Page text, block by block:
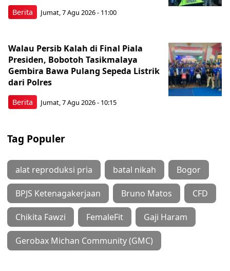
Berita Jumat, 7 Agu 2026 - 11:00
Berita
Walau Persib Kalah di Final Piala
Presiden, Bobotoh Tasikmalaya
Gembira Bawa Pulang Sepeda Listrik
dari Polres
Jumat, 7 Agu 2026 - 10:15
Tag Populer
alat reproduksi pria batal nikah Bogor
BPJS Ketenagakerjaan Bruno Matos CFD
Chikita Fawzi FemaleFit Gaji Haram
Gerobax Michan Community (GMC)